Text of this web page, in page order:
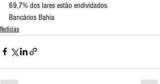
69,7% dos lares estão endividados.
Bancários Bahia
Notícias